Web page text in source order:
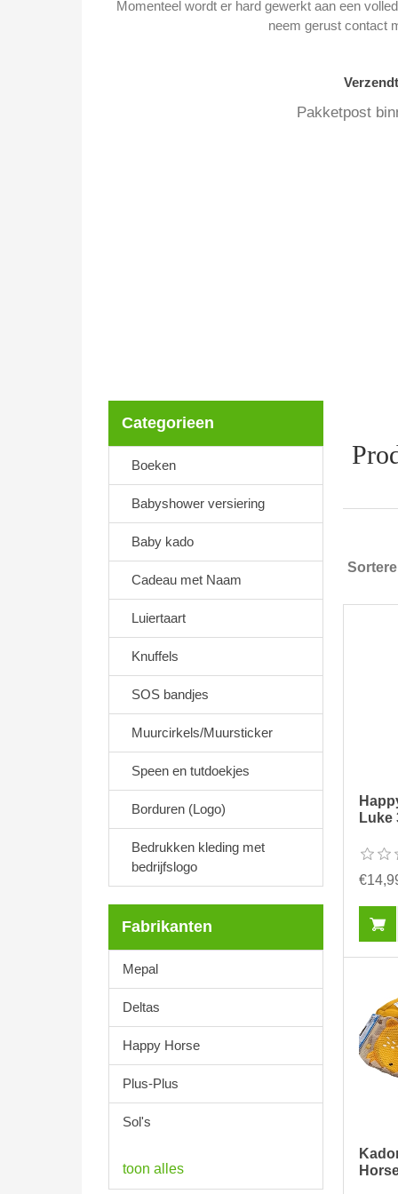
Momenteel wordt er hard gewerkt aan een
neem gerust contact
Pakketpost
Categorieen
Boeken
Babyshower versiering
Baby kado
Cadeau met Naam
Luiertaart
Knuffels
SOS bandjes
Muurcirkels/Muursticker
Speen en tutdoekjes
Borduren (Logo)
Bedrukken kleding met
bedrijfslogo
Fabrikanten
Mepal
Deltas
Happy Horse
Plus-Plus
Sol's
toon alles
Luke